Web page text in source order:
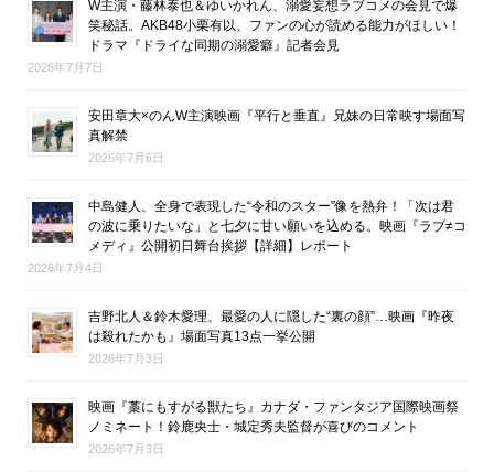
W主演・藤林泰也＆ゆいかれん、溺愛妄想ラブコメの会見で爆
笑秘話。AKB48小栗有以、ファンの心が読める能力がほしい！
ドラマ『ドライな同期の溺愛癖』記者会見
2026年7月7日
安田章大×のんW主演映画『平行と垂直』兄妹の日常映す場面写
真解禁
2026年7月6日
中島健人、全身で表現した“令和のスター”像を熱弁！「次は君
の波に乗りたいな」と七夕に甘い願いを込める。映画『ラブ≠コ
メディ』公開初日舞台挨拶【詳細】レポート
2026年7月4日
吉野北人＆鈴木愛理、最愛の人に隠した“裏の顔”…映画『昨夜
は殺れたかも』場面写真13点一挙公開
2026年7月3日
映画『藁にもすがる獣たち』カナダ・ファンタジア国際映画祭
ノミネート！鈴鹿央士・城定秀夫監督が喜びのコメント
2026年7月3日